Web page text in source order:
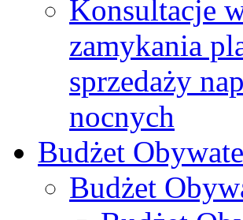
Konsultacje
zamykania
sprzedaży
nocnych
Budżet
Budżet